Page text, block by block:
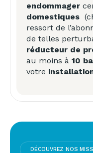
endommager
domestiques
ressort de
de telles
réducteur de
au moins à 10
votre
DÉCOUVREZ NOS